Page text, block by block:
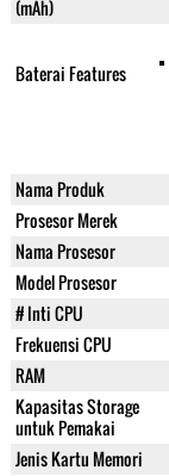
(mAh)
Baterai Features
Nama Produk
Prosesor Merek
Nama Prosesor
Model Prosesor
# Inti CPU
Frekuensi CPU
RAM
Kapasitas Storage
untuk Pemakai
Jenis Kartu Memori